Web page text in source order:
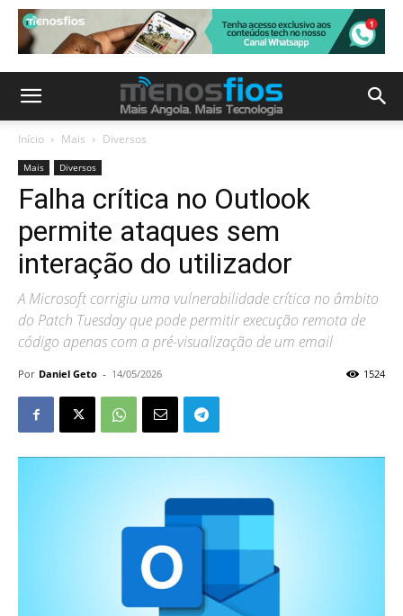
Início Mais Diversos
Mais Diversos
Falha crítica no Outlook
permite ataques sem
interação do utilizador
A Microsoft corrigiu uma vulnerabilidade crítica no âmbito
do Patch Tuesday que pode permitir execução remota de
código apenas com a pré-visualização de um email
Por Daniel Geto - 14/05/2026 1524